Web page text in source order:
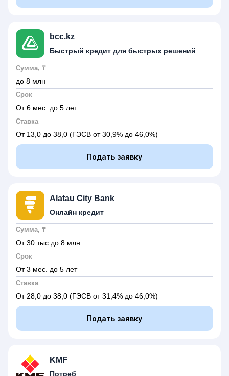
bcc.kz
Быстрый кредит для быстрых решений
Сумма, ₸
до 8 млн
Срок
От 6 мес. до 5 лет
Ставка
От 13,0 до 38,0 (ГЭСВ от 30,9% до 46,0%)
Подать заявку
Alatau City Bank
Онлайн кредит
Сумма, ₸
От 30 тыс до 8 млн
Срок
От 3 мес. до 5 лет
Ставка
От 28,0 до 38,0 (ГЭСВ от 31,4% до 46,0%)
Подать заявку
KMF
Потреб